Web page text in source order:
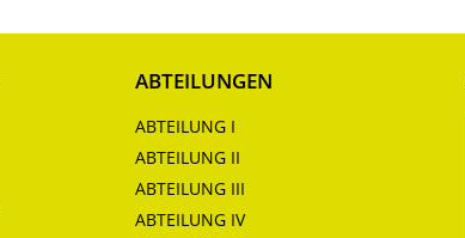
ABTEILUNGEN
ABTEILUNG I
ABTEILUNG II
ABTEILUNG III
ABTEILUNG IV